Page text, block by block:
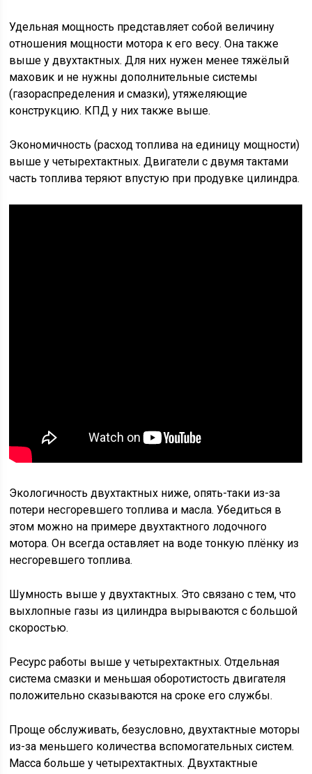
Удельная мощность представляет собой величину
отношения мощности мотора к его весу. Она также
выше у двухтактных. Для них нужен менее тяжёлый
маховик и не нужны дополнительные системы
(газораспределения и смазки), утяжеляющие
конструкцию. КПД у них также выше.
Экономичность (расход топлива на единицу мощности)
выше у четырехтактных. Двигатели с двумя тактами
часть топлива теряют впустую при продувке цилиндра.
Экологичность двухтактных ниже, опять-таки из-за
потери несгоревшего топлива и масла. Убедиться в
этом можно на примере двухтактного лодочного
мотора. Он всегда оставляет на воде тонкую плёнку из
несгоревшего топлива.
Шумность выше у двухтактных. Это связано с тем, что
выхлопные газы из цилиндра вырываются с большой
скоростью.
Ресурс работы выше у четырехтактных. Отдельная
система смазки и меньшая оборотистость двигателя
положительно сказываются на сроке его службы.
Проще обслуживать, безусловно, двухтактные моторы
из-за меньшего количества вспомогательных систем.
Масса больше у четырехтактных. Двухтактные